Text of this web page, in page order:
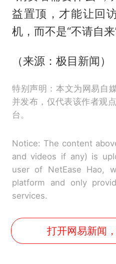
益置顶，才能让回
机，而不是“不请自来
（来源：极目新闻）
特别声明：本文为网易自
并发布，仅代表该作者观
台。
Notice: The content
and videos if any) is
user of NetEase Hao,
platform and only
services.
打开网易新闻